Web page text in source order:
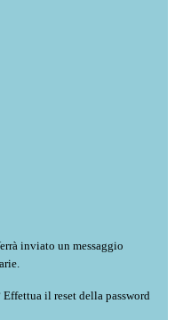
inviato un messaggio
il reset della password